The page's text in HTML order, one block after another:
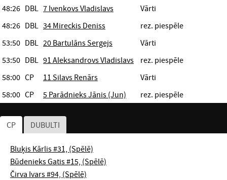
48:26 DBL 7 Ivenkovs Vladislavs
Vārti
48:26 DBL 34 Mireckis Deniss
rez. piespēle
53:50 DBL 20 Bartulāns Sergejs
Vārti
53:50 DBL 91 Aleksandrovs Vladislavs
rez. piespēle
58:00 CP 11 Silavs Renārs
Vārti
58:00 CP 5 Parādnieks Jānis (Jun) rez. piespēle
CP DUBULTI
Bluķis Kārlis #31, (Spēlē)
Būdenieks Gatis #15, (Spēlē)
Čirva Ivars #94, (Spēlē)